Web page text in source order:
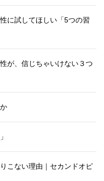
に試してほしい「5つの習
が、信じちゃいけない３つ
こない理由｜セカンドオピ